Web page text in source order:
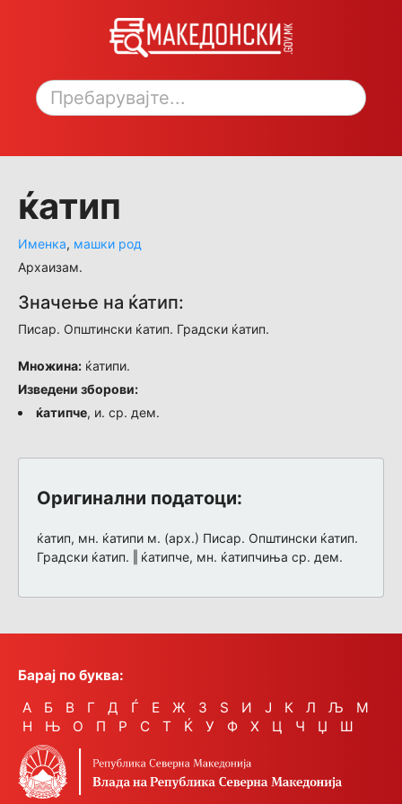
Toggle sidebar
ќатип
Именка, машки род
Архаизам.
Значење на ќатип:
Писар. Општински ќатип. Градски ќатип.
Множина: ќатипи.
Изведени зборови:
ќатипче, и. ср. дем.
Оригинални податоци:
ќатип, мн. ќатипи м. (арх.) Писар. Општински ќатип.
Градски ќатип. ‖ ќатипче, мн. ќатипчиња ср. дем.
Барај по буква:
А
Б В Г Д Ѓ Е Ж З Ѕ И Ј К Л Љ
М
Н
Њ О П Р С Т Ќ У Ф Х Ц Ч Џ Ш